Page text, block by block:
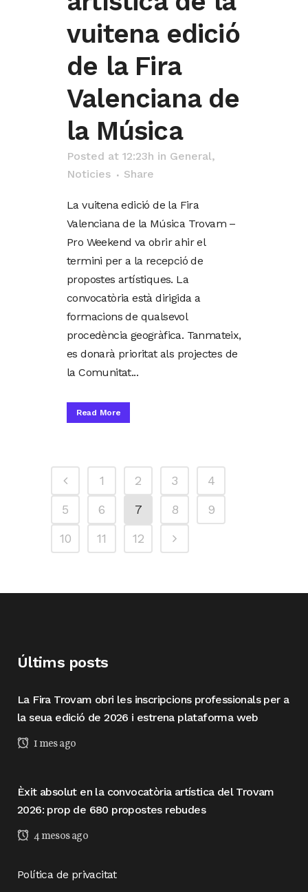
vuitena edició
de la Fira
Valenciana de
la Música
Posted at 12:23h in General,
Noticies
Share
La vuitena edició de la Fira
Valenciana de la Música Trovam –
Pro Weekend va obrir ahir el
termini per a la recepció de
propostes artístiques. La
convocatòria està dirigida a
formacions de qualsevol
procedència geogràfica. Tanmateix,
es donarà prioritat als projectes de
la Comunitat...
Read More
1 2 3
4
5
6 7 8
9
10
11 12
Últims posts
La Fira Trovam obri les inscripcions professionals per a
la seua edició de 2026 i estrena plataforma web
1 mes ago
Èxit absolut en la convocatòria artística del Trovam
2026: prop de 680 propostes rebudes
4 mesos ago
Política de privacitat